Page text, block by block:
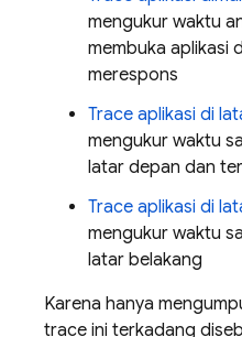
mengukur waktu
membuka aplikasi
merespons
Trace aplikasi di
mengukur waktu
latar depan dan
Trace aplikasi di
mengukur waktu
latar belakang
Karena hanya
trace ini terkadang